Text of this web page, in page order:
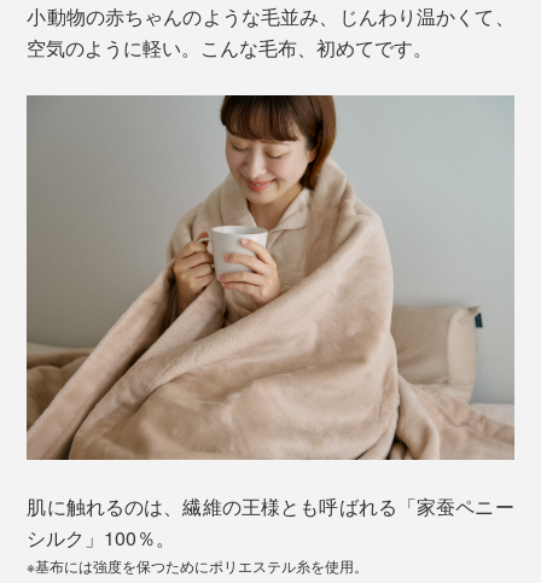
小動物の赤ちゃんのような毛並み、じんわり温かくて、
空気のように軽い。こんな毛布、初めてです。
肌に触れるのは、繊維の王様とも呼ばれる「家蚕ペニー
シルク」100％。
※基布には強度を保つためにポリエステル糸を使用。